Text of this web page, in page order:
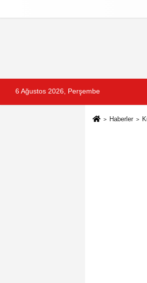
6 Ağustos 2026, Perşembe
Haberler